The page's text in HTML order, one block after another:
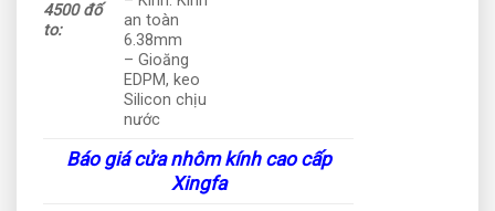
4500 đố
to:
an toàn
6.38mm
– Gioăng
EDPM, keo
Silicon chịu
nước
Báo giá cửa nhôm kính cao cấp
Xingfa